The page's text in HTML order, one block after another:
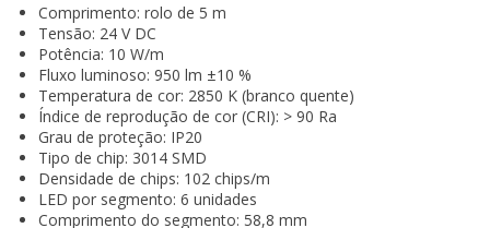
Comprimento: rolo de 5 m
Tensão: 24 V DC
Potência: 10 W/m
Fluxo luminoso: 950 lm ±10 %
Temperatura de cor: 2850 K (branco quente)
Índice de reprodução de cor (CRI): > 90 Ra
Grau de proteção: IP20
Tipo de chip: 3014 SMD
Densidade de chips: 102 chips/m
LED por segmento: 6 unidades
Comprimento do segmento: 58,8 mm